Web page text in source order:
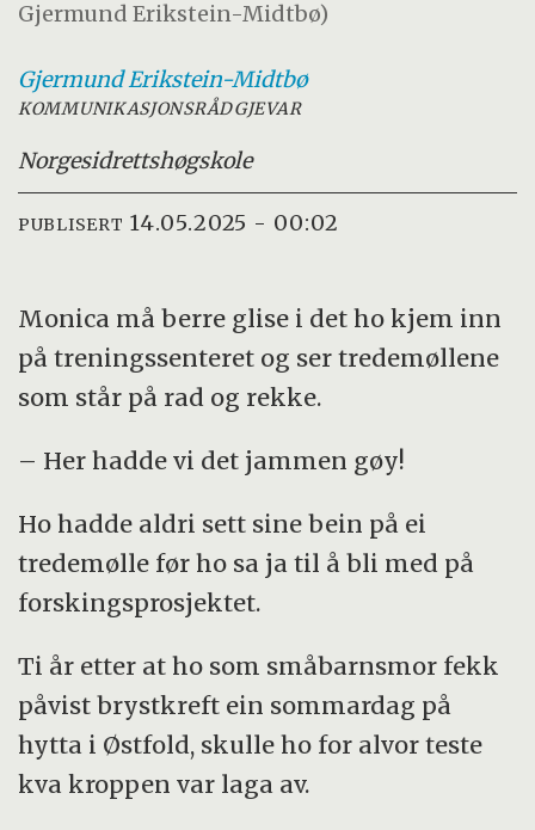
Gjermund Erikstein-Midtbø)
GjermundErikstein-Midtbø
KOMMUNIKASJONSRÅDGJEVAR
Norgesidrettshøgskole
PUBLISERT 14.05.2025 - 00:02
Monica må berre glise i det ho kjem inn
på treningssenteret og ser tredemøllene
som står på rad og rekke.
– Her hadde vi det jammen gøy!
Ho hadde aldri sett sine bein på ei
tredemølle før ho sa ja til å bli med på
forskingsprosjektet.
Ti år etter at ho som småbarnsmor fekk
påvist brystkreft ein sommardag på
hytta i Østfold, skulle ho for alvor teste
kva kroppen var laga av.